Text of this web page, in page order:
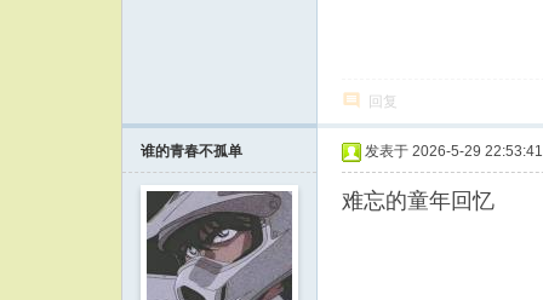
回复
谁的青春不孤单 发表于 2026-5-29 22:53:41
难忘的童年回忆